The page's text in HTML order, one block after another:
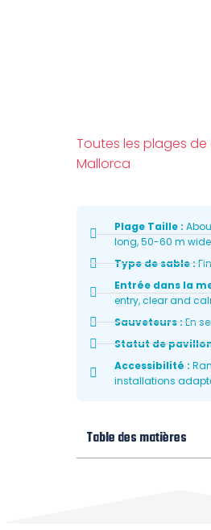
Toutes les plages de
Mallorca
Table des matières
Plage Taille :
long, 50-60 m wide
Type de sable :
Entrée dans la
entry, clear and
Sauveteurs :En
Statut de
Accessibilité :
installations